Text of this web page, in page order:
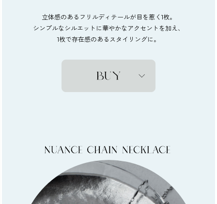
立体感のあるフリルディテールが目を惹く1枚。
シンプルなシルエットに華やかなアクセントを加え、
1枚で存在感のあるスタイリングに。